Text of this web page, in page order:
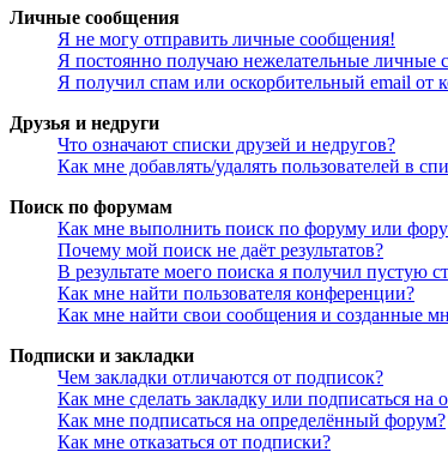
Личные сообщения
Я не могу отправить личные сообщения!
Я постоянно получаю нежелательные личные
Я получил спам или оскорбительный email от
Друзья и недруги
Что означают списки друзей и недругов?
Как мне добавлять/удалять пользователей в
Поиск по форумам
Как мне выполнить поиск по форуму или
Почему мой поиск не даёт результатов?
В результате моего поиска я получил пустую
Как мне найти пользователя конференции?
Как мне найти свои сообщения и созданные
Подписки и закладки
Чем закладки отличаются от подписок?
Как мне сделать закладку или подписаться на
Как мне подписаться на определённый форум?
Как мне отказаться от подписки?